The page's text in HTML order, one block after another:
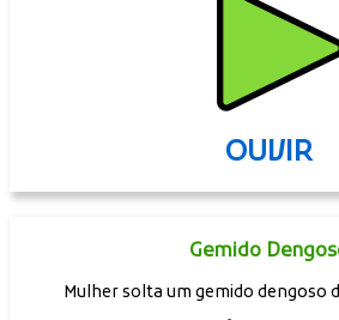
OUVIR
Gemido
Mulher solta um gemido dengoso